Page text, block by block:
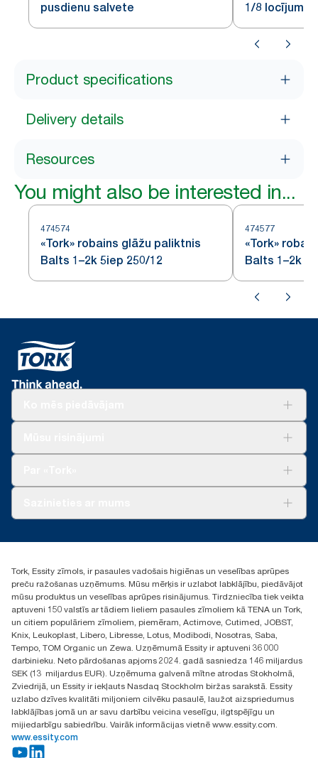
pusdienu salvete
1/8 locījumu
Product specifications
Delivery details
Resources
You might also be interested in...
474574
«Tork» robains glāžu paliktnis
Balts 1–2k 5iep 250/12
474577
«Tork»
Balts 1–2k
+371 29141799
Atrast izplatītāju
Ulbrokas street 19A
Riga, Latvija
LV-1028
Tork, Essity zīmols, ir pasaules vadošais higiēnas un veselības aprūpes
preču ražošanas uzņēmums. Mūsu mērķis ir uzlabot labklājību, piedāvājot
mūsu produktus un veselības aprūpes risinājumus. Tirdzniecība tiek veikta
aptuveni 150 valstīs ar tādiem lieliem pasaules zīmoliem kā TENA un Tork,
un citiem populāriem zīmoliem, piemēram, Actimove, Cutimed, JOBST,
Knix, Leukoplast, Libero, Libresse, Lotus, Modibodi, Nosotras, Saba,
Tempo, TOM Organic un Zewa. Uzņēmumā Essity ir aptuveni 36 000
darbinieku. Neto pārdošanas apjoms 2024. gadā sasniedza 146 miljardus
SEK (13 miljardus EUR). Uzņēmuma galvenā mītne atrodas Stokholmā,
Zviedrijā, un Essity ir iekļauts Nasdaq Stockholm biržas sarakstā. Essity
uzlabo dzīves kvalitāti miljoniem cilvēku pasaulē, laužot aizspriedumus
labklājības jomā un ar savu darbību veicina veselīgu, ilgtspējīgu un
mijiedarbīgu sabiedrību. Vairāk informācijas vietnē www.essity.com.
www.essity.com